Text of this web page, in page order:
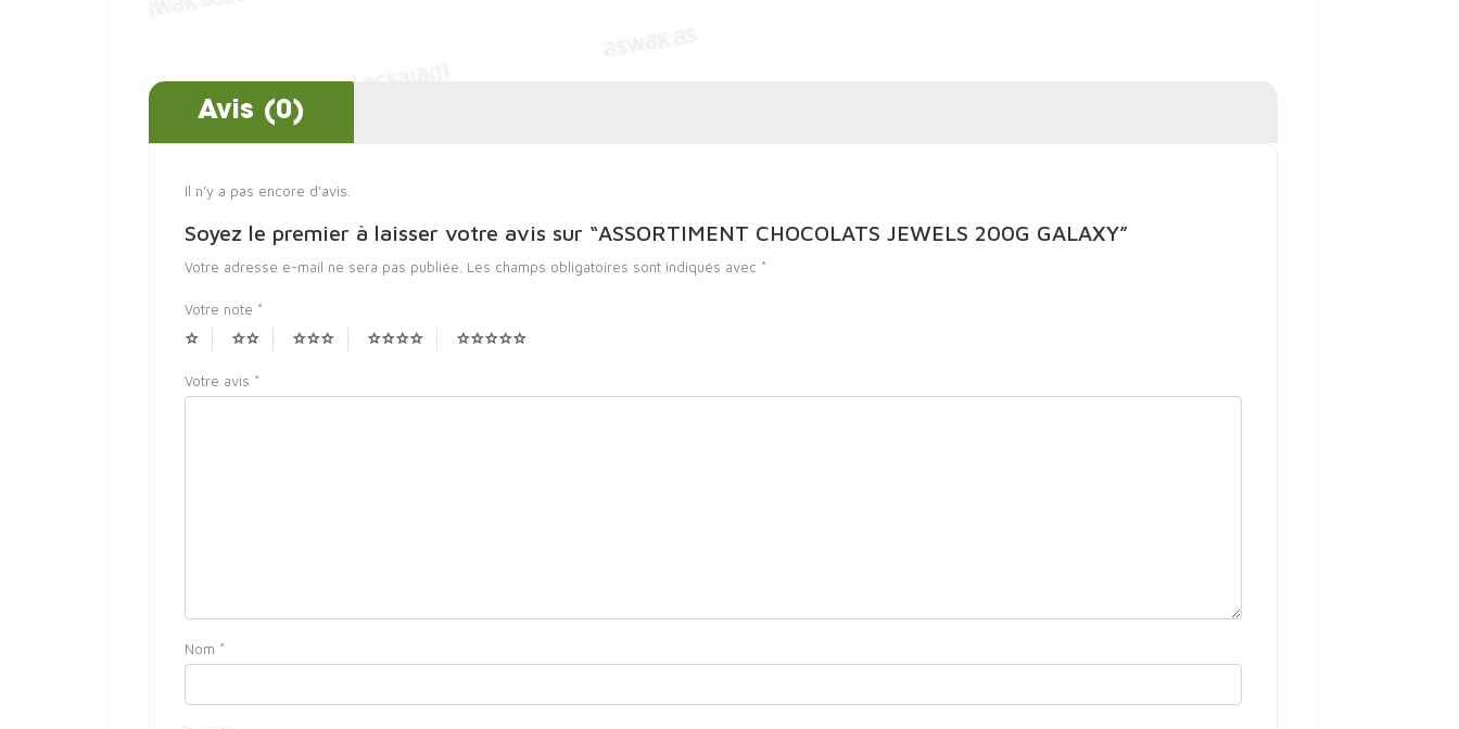
Avis (0)
Il n’y a pas encore d’avis.
Soyez le premier à laisser votre avis sur “ASSORTIMENT CHOCOLATS JEWELS 200G GALAXY”
Votre adresse e-mail ne sera pas publiée. Les champs obligatoires sont indiqués avec *
Votre note *
Votre avis *
Nom *